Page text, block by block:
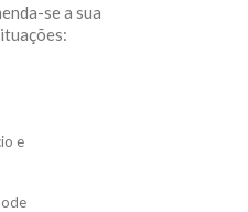
se a sua
e